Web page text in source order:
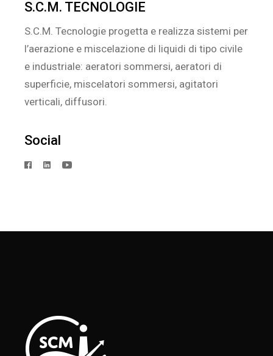
S.C.M. TECNOLOGIE
S.C.M. Tecnologie progetta e realizza sistemi per
l’aerazione e miscelazione di liquidi di tipo civile
e industriale: aeratori sommersi, aeratori di
superficie, miscelatori sommersi, agitatori
verticali, diffusori.
Social